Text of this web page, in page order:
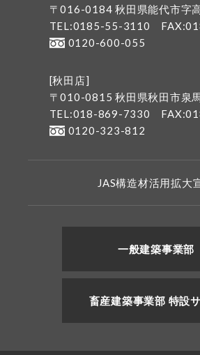
〒016-0184 秋田県能代市字
TEL:0185-55-3110
0120-600-055
[秋田店]
〒010-0815 秋田県秋田市泉
TEL:018-869-7330
0120-323-812
JAS構造材活用拡大
一般建築事業部
畜産建築事業部 特設